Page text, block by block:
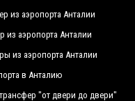
из аэропорта Анталии
аэропорта Анталии
из аэропорта Анталии
в Анталию
"от двери до двери"